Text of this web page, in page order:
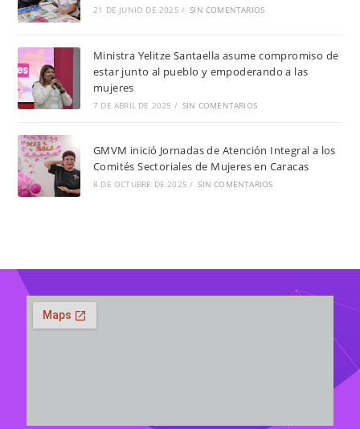
21 DE JUNIO DE 2025 / SIN COMENTARIOS
Ministra Yelitze Santaella asume compromiso de
estar junto al pueblo y empoderando a las
mujeres
7 DE ABRIL DE 2025 / SIN COMENTARIOS
GMVM inició Jornadas de Atención Integral a los
Comités Sectoriales de Mujeres en Caracas
8 DE OCTUBRE DE 2025 / SIN COMENTARIOS